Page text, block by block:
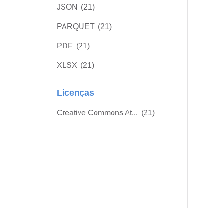
JSON (21)
PARQUET (21)
PDF (21)
XLSX (21)
Licenças
Creative Commons At... (21)